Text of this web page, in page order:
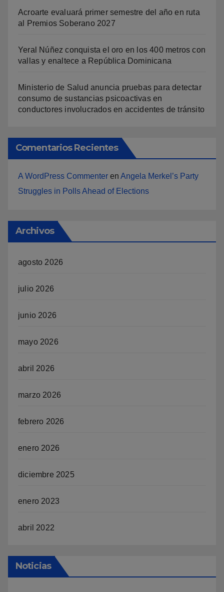
Acroarte evaluará primer semestre del año en ruta
al Premios Soberano 2027
Yeral Núñez conquista el oro en los 400 metros con
vallas y enaltece a República Dominicana
Ministerio de Salud anuncia pruebas para detectar
consumo de sustancias psicoactivas en
conductores involucrados en accidentes de tránsito
Comentarios Recientes
A WordPress Commenter en Angela Merkel’s Party
Struggles in Polls Ahead of Elections
Archivos
agosto 2026
julio 2026
junio 2026
mayo 2026
abril 2026
marzo 2026
febrero 2026
enero 2026
diciembre 2025
enero 2023
abril 2022
Noticias